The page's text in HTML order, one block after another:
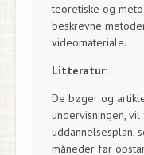
teoretiske og
beskrevne
videomateriale.
Litteratur:
De bøger og
undervisningen,
uddannelsesplan,
måneder før